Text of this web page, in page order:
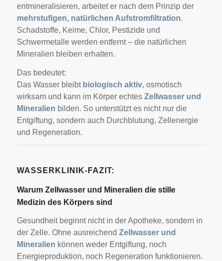
entmineralisieren, arbeitet er nach dem Prinzip der
mehrstufigen, natürlichen Aufstromfiltration.
Schadstoffe, Keime, Chlor, Pestizide und
Schwermetalle werden entfernt – die natürlichen
Mineralien bleiben erhalten.
Das bedeutet:
Das Wasser bleibt biologisch aktiv, osmotisch
wirksam und kann im Körper echtes Zellwasser und
Mineralien bilden. So unterstützt es nicht nur die
Entgiftung, sondern auch Durchblutung, Zellenergie
und Regeneration.
WASSERKLINIK-FAZIT:
Warum Zellwasser und Mineralien die stille
Medizin des Körpers sind
Gesundheit beginnt nicht in der Apotheke, sondern in
der Zelle. Ohne ausreichend Zellwasser und
Mineralien können weder Entgiftung, noch
Energieproduktion, noch Regeneration funktionieren.